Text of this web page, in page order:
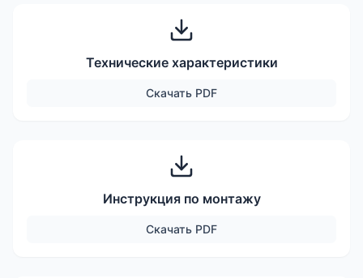
Технические характеристики
Скачать PDF
Инструкция по монтажу
Скачать PDF